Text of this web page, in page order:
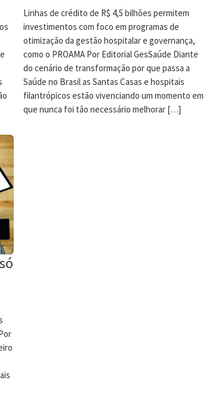
Linhas de crédito de R$ 4,5 bilhões permitem
investimentos com foco em programas de
otimização da gestão hospitalar e governança,
como o PROAMA Por Editorial GesSaúde Diante
do cenário de transformação por que passa a
Saúde no Brasil as Santas Casas e hospitais
filantrópicos estão vivenciando um momento em
que nunca foi tão necessário melhorar […]